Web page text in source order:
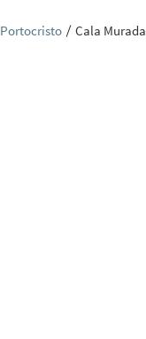
Portocristo Cala Murada